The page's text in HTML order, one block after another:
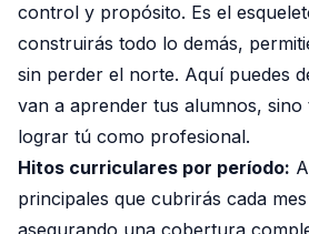
control y propósito. Es el
construirás todo lo demás,
sin perder el norte. Aquí puedes
van a aprender tus alumnos, sino
lograr tú como profesional.
Hitos curriculares por período:
principales que cubrirás cada
asegurando una cobertura